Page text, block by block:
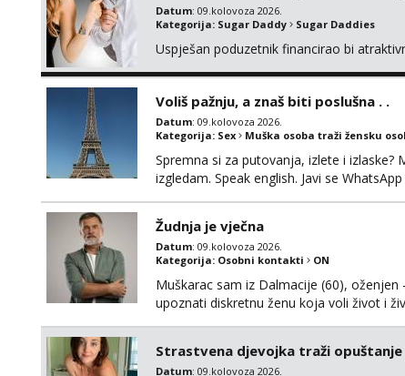
Datum: 09.kolovoza 2026.
Kategorija: Sugar Daddy Sugar Daddies
Uspješan poduzetnik financirao bi
Voliš pažnju, a znaš biti poslušna . .
Datum: 09.kolovoza 2026.
Kategorija: Sex Muška osoba traži žensku
Spremna si za putovanja, izlete i izlaske?
izgledam. Speak english. Javi se
Žudnja je vječna
Datum: 09.kolovoza 2026.
Kategorija: Osobni kontakti ON
Muškarac sam iz Dalmacije (60),
upoznati diskretnu ženu koja voli život i
Strastvena djevojka traži opuštanje
Datum: 09.kolovoza 2026.